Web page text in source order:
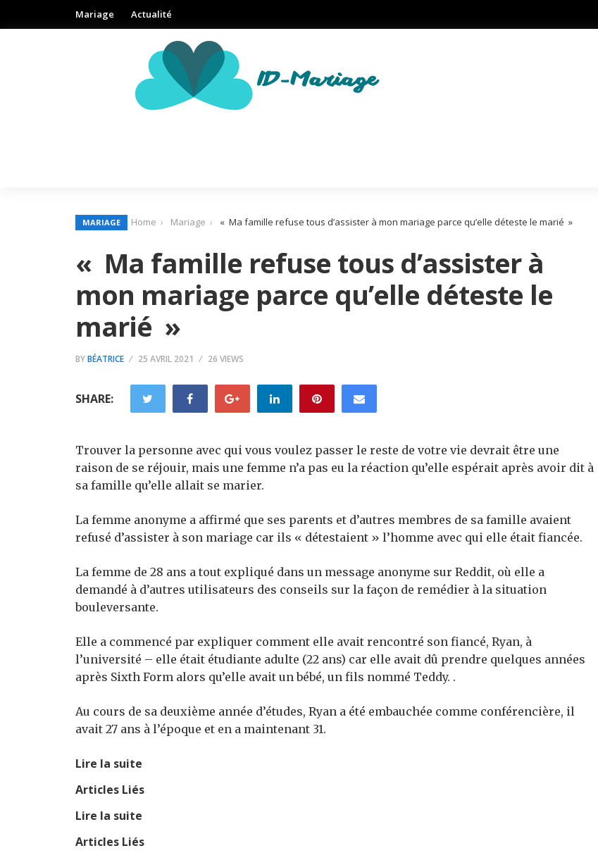
Mariage Actualité
MARIAGE Home Mariage « Ma famille refuse tous d’assister à mon mariage parce qu’elle déteste le marié »
« Ma famille refuse tous d’assister à
mon mariage parce qu’elle déteste le
marié »
BYBÉATRICE 25 AVRIL 2021 26 VIEWS
SHARE:
Trouver la personne avec qui vous voulez passer le reste de votre vie devrait être une
raison de se réjouir, mais une femme n’a pas eu la réaction qu’elle espérait après avoir dit à
sa famille qu’elle allait se marier.
La femme anonyme a affirmé que ses parents et d’autres membres de sa famille avaient
refusé d’assister à son mariage car ils « détestaient » l’homme avec qui elle était fiancée.
La femme de 28 ans a tout expliqué dans un message anonyme sur Reddit, où elle a
demandé à d’autres utilisateurs des conseils sur la façon de remédier à la situation
bouleversante.
Elle a commencé par expliquer comment elle avait rencontré son fiancé, Ryan, à
l’université – elle était étudiante adulte (22 ans) car elle avait dû prendre quelques années
après Sixth Form alors qu’elle avait un bébé, un fils nommé Teddy. .
Au cours de sa deuxième année d’études, Ryan a été embauchée comme conférencière, il
avait 27 ans à l’époque et en a maintenant 31.
Lire la suite
Articles Liés
Lire la suite
Articles Liés